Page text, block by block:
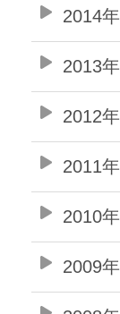
2014年
2013年
2012年
2011年
2010年
2009年